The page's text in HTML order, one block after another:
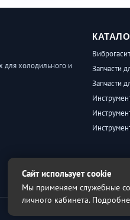
для холодильного и
Запчасти
Запчасти
Сайт использует cookie
Мы применяем служебные
личного кабинета.